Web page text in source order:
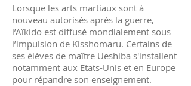
Lorsque les arts martiaux sont à
nouveau autorisés après la guerre,
l’Aïkido est diffusé mondialement sous
l’impulsion de Kisshomaru. Certains de
ses élèves de maître Ueshiba s'installent
notamment aux Etats-Unis et en Europe
pour répandre son enseignement.